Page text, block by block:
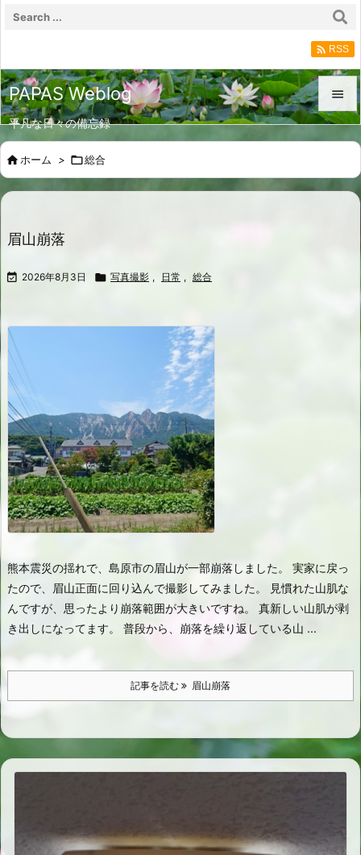
PAPAS Weblog
平凡な日々の備忘録


メニュ
 RSS
ホーム > 総合
眉山崩落
 2026年8月3日  写真撮影 , 日常 , 総合
熊本震災の揺れで、島原市の眉山が一部崩落しました。 実家に戻っ
たので、眉山正面に回り込んで撮影してみました。 見慣れた山肌な
んですが、思ったより崩落範囲が大きいですね。 真新しい山肌が剥
き出しになってます。 普段から、崩落を繰り返している山 ...
記事を読む 眉山崩落